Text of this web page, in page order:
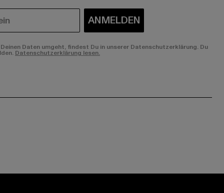
ANMELDEN
Daten umgeht, findest Du in unserer Datenschutzerklärung. Du
Datenschutzerklärung lesen.